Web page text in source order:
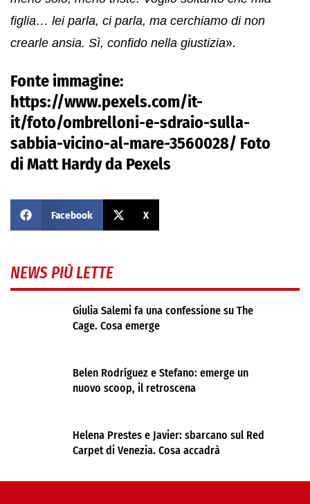
figlia… lei parla, ci parla, ma cerchiamo di non
crearle ansia. Sì, confido nella giustizia».
Fonte immagine:
https://www.pexels.com/it-
it/foto/ombrelloni-e-sdraio-sulla-
sabbia-vicino-al-mare-3560028/ Foto
diMatt Hardyda Pexels
Facebook X
NEWS PIÙ LETTE
Giulia Salemi fa una confessione su The
Cage. Cosa emerge
Belen Rodríguez e Stefano: emerge un
nuovo scoop, il retroscena
Helena Prestes e Javier: sbarcano sul Red
Carpet di Venezia. Cosa accadrà